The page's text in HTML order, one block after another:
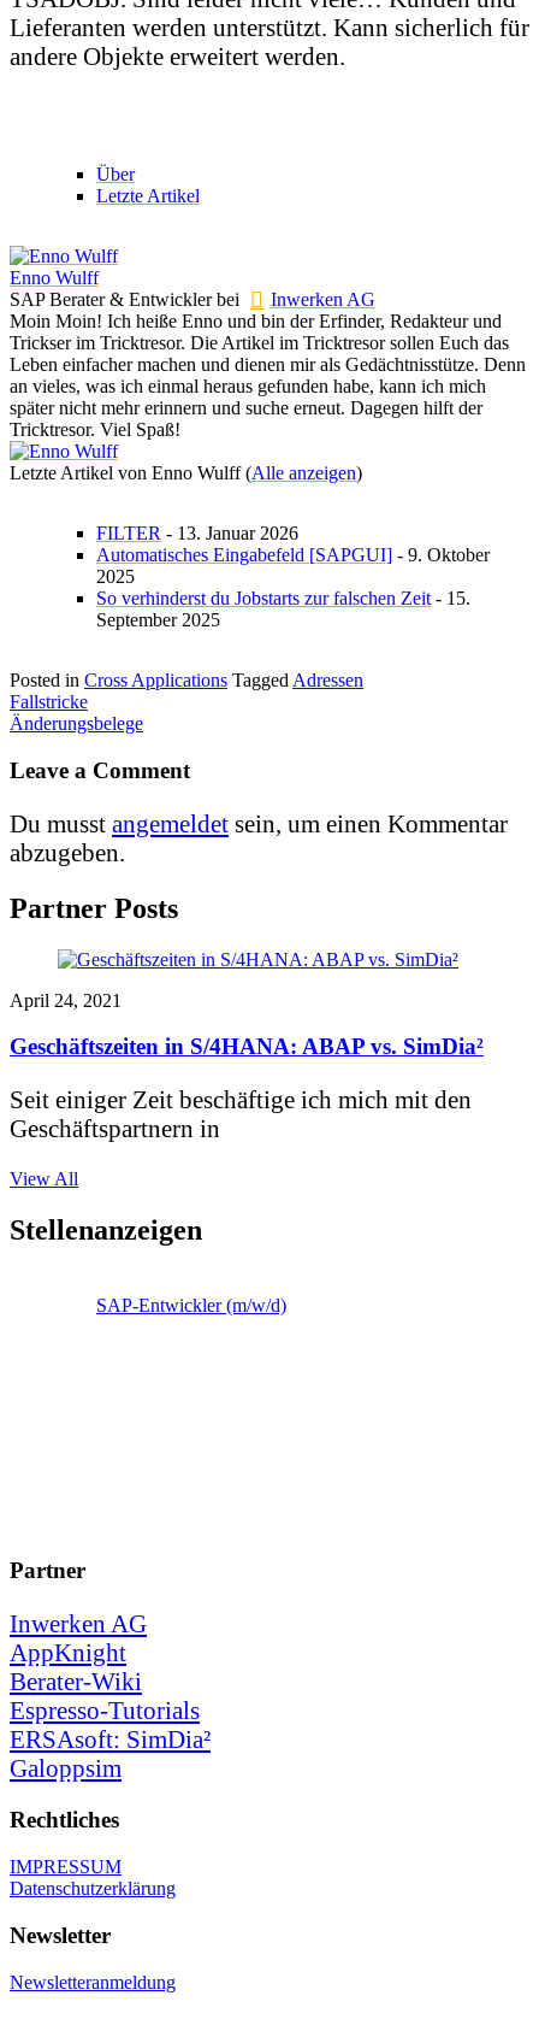
Lieferanten werden unterstützt. Kann sicherlich für
andere Objekte erweitert werden.
Über
Letzte Artikel
Enno Wulff
SAP Berater & Entwicklerbei
Inwerken AG
Moin Moin! Ich heiße Enno und bin der Erfinder, Redakteur und
Trickser im Tricktresor. Die Artikel im Tricktresor sollen Euch das
Leben einfacher machen und dienen mir als Gedächtnisstütze. Denn
an vieles, was ich einmal heraus gefunden habe, kann ich mich
später nicht mehr erinnern und suche erneut. Dagegen hilft der
Tricktresor. Viel Spaß!
Letzte Artikel von Enno Wulff(Alle anzeigen)
FILTER - 13. Januar 2026
Automatisches Eingabefeld [SAPGUI] - 9. Oktober
2025
So verhinderst du Jobstarts zur falschen Zeit - 15.
September 2025
Posted in Cross Applications Tagged Adressen
Beitragsnavigation
Fallstricke
Änderungsbelege
Leave a Comment
Du musst angemeldet sein, um einen Kommentar
abzugeben.
Partner Posts
April 24, 2021
Geschäftszeiten in S/4HANA: ABAP vs. SimDia²
Seit einiger Zeit beschäftige ich mich mit den
Geschäftspartnern in
View All
Stellenanzeigen
SAP-Entwickler (m/w/d)
Partner
Inwerken AG
AppKnight
Berater-Wiki
Espresso-Tutorials
ERSAsoft: SimDia²
Galoppsim
Rechtliches
IMPRESSUM
Datenschutzerklärung
Newsletter
Newsletteranmeldung